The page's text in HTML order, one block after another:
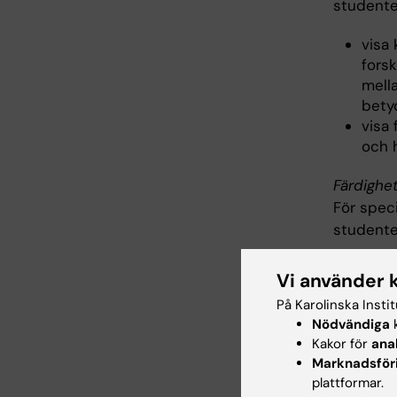
visa
visa
och
För
visa
och
visa
visa
visa
Vi använder
På Karolinska
Nödvändiga
Kakor för
plattformar.